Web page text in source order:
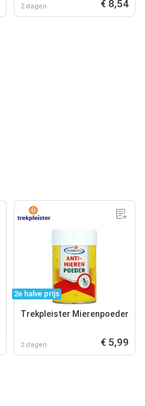
2 dagen € 8,54
2e halve prijs
Trekpleister Mierenpoeder
2 dagen € 5,99